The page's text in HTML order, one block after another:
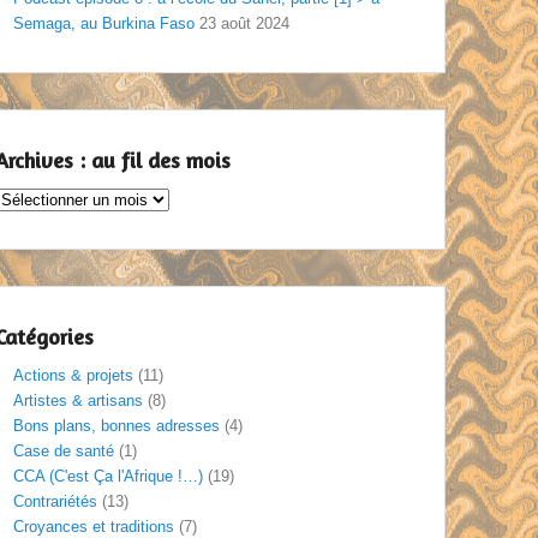
Semaga, au Burkina Faso 23 août 2024
: au fil des mois
Actions & projets (11)
Artistes & artisans (8)
Bons plans, bonnes adresses (4)
Case de santé (1)
CCA (C'est Ça l'Afrique !…) (19)
Contrariétés (13)
Croyances et traditions (7)